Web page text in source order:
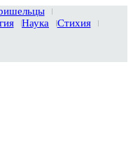
Наука
Стихия